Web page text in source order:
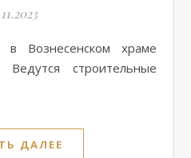
строительные
ДАЛЕЕ